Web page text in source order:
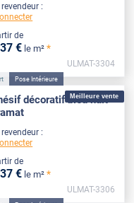
:
de
€ le m² *
ULMAT-3304
Meilleure vente
Pose Intérieure
décoratif bleu nuit
:
de
€ le m² *
ULMAT-3306